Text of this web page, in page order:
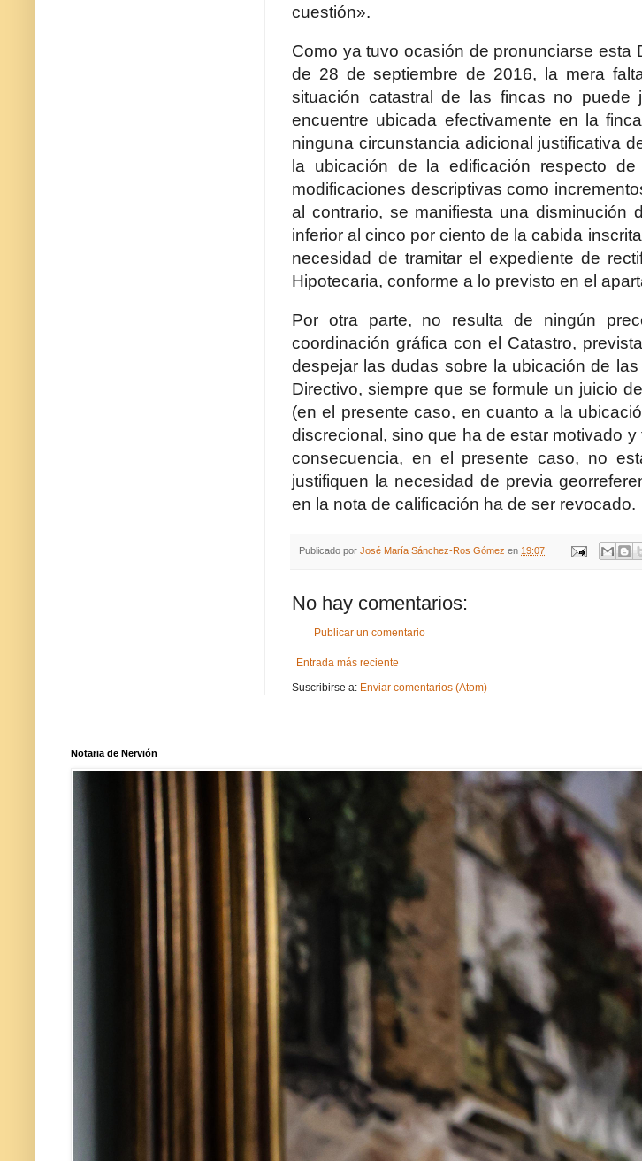
cuestión».
Como ya tuvo ocasión de pronunciarse
de 28 de septiembre de 2016, la mera
situación catastral de las fincas no
encuentre ubicada efectivamente en la
ninguna circunstancia adicional justificativa
la ubicación de la edificación respecto
modificaciones descriptivas como
al contrario, se manifiesta una disminución
inferior al cinco por ciento de la cabida
necesidad de tramitar el expediente de
Hipotecaria, conforme a lo previsto en el
Por otra parte, no resulta de ningún
coordinación gráfica con el Catastro,
despejar las dudas sobre la ubicación de
Directivo, siempre que se formule un juicio
(en el presente caso, en cuanto a la
discrecional, sino que ha de estar motivado
consecuencia, en el presente caso, no
justifiquen la necesidad de previa
en la nota de calificación ha de ser revocado.
Publicado por José María Sánchez-Ros Gómez en 19:07
No hay comentarios:
Publicar un comentario
Entrada más reciente
Suscribirse a: Enviar comentarios (Atom)
Notaria de Nervión